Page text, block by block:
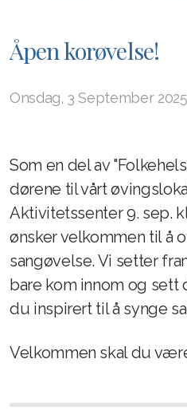
Åpen korøvelse!
Onsdag, 3 September 2025
Som en del av
dørene til vårt
Aktivitetssenter 9. sep.
ønsker velkommen til å
sangøvelse. Vi setter
bare kom innom og sett
du inspirert til å synge
Velkommen skal du